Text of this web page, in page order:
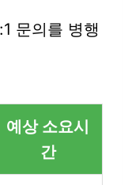
문의를 병행
예상 소요시
간